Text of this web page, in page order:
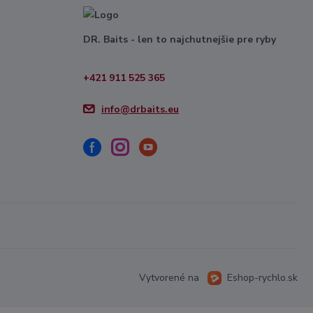
DR. Baits - len to najchutnejšie pre ryby
+421 911 525 365
info@drbaits.eu
Vytvorené na Eshop-rychlo.sk